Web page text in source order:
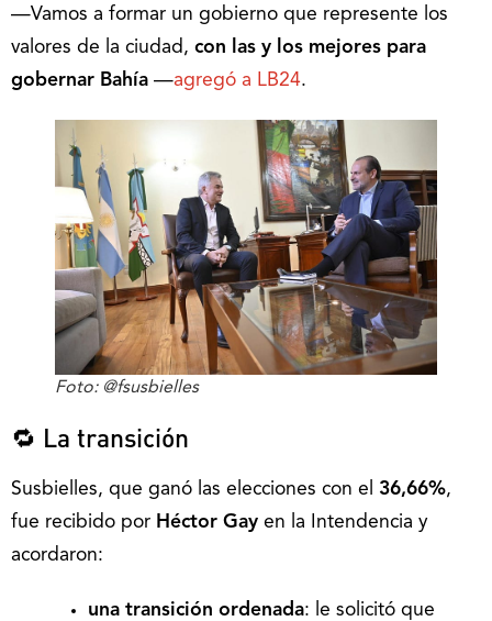
—Vamos a formar un gobierno que represente los
valores de la ciudad, con las y los mejores para
gobernar Bahía —agregó a LB24.
Foto: @fsusbielles
🔁 La transición
Susbielles, que ganó las elecciones con el 36,66%,
fue recibido por Héctor Gay en la Intendencia y
acordaron:
una transición ordenada: le solicitó que